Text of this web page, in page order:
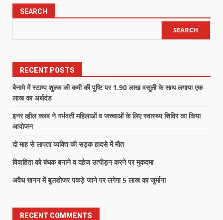
SEARCH
SEARCH
RECENT POSTS
बैनामे में स्टाम्प शुल्क की कमी की पुष्टि पर 1.90 लाख वसूली के साथ लगाया एक
लाख का अर्थदंड
इनर व्हील क्लब ने गर्भवती महिलाओं व जच्चाओं के लिए स्वास्थ्य शिविर का किया
आयोजन
दो माह से लापता व्यक्ति की सड़क हादसे में मौत
विवाहिता को बंधक बनाने व दहेज उत्पीड़न करने पर मुकदमा
अवैध खनन में बुलडोजर पकड़े जाने पर लगेगा 5 लाख का जुर्माना
RECENT COMMENTS